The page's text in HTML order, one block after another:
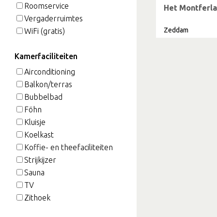
Roomservice
Vergaderruimtes
WiFi (gratis)
Kamerfaciliteiten
Airconditioning
Balkon/terras
Bubbelbad
Föhn
Kluisje
Koelkast
Koffie- en theefaciliteiten
Strijkijzer
Sauna
TV
Zithoek
Het
Zeddam